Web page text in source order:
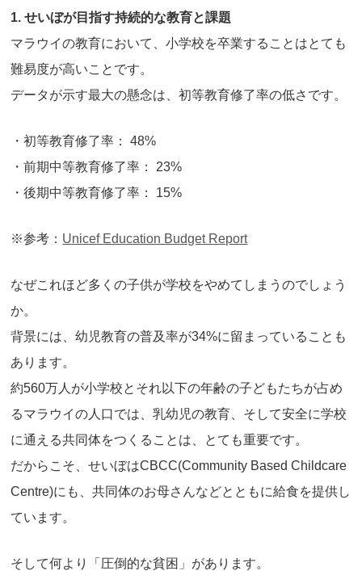
1. せいぼが目指す持続的な教育と課題
マラウイの教育において、小学校を卒業することはとても
難易度が高いことです。
データが示す最大の懸念は、初等教育修了率の低さです。
・初等教育修了率： 48%
・前期中等教育修了率： 23%
・後期中等教育修了率： 15%
※参考： Unicef Education Budget Report
なぜこれほど多くの子供が学校をやめてしまうのでしょう
か。
背景には、幼児教育の普及率が34%に留まっていることも
あります。
約560万人が小学校とそれ以下の年齢の子どもたちが占め
るマラウイの人口では、乳幼児の教育、そして安全に学校
に通える共同体をつくることは、とても重要です。
だからこそ、せいぼはCBCC(Community Based Childcare
Centre)にも、共同体のお母さんなどとともに給食を提供し
ています。
そして何より「圧倒的な貧困」があります。